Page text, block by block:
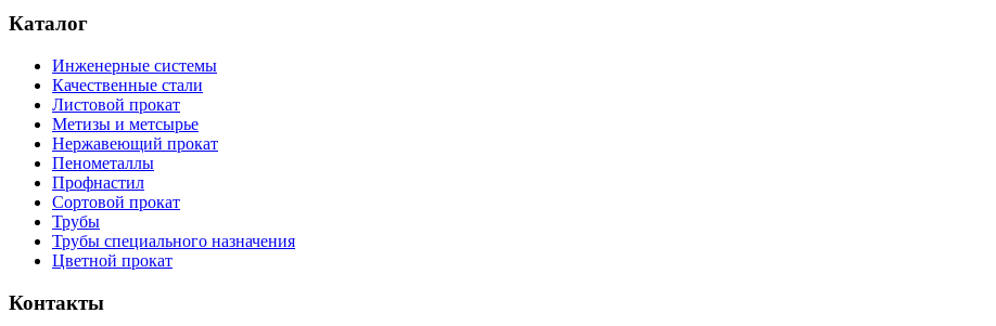
Каталог
Инженерные системы
Качественные стали
Листовой прокат
Метизы и метсырье
Нержавеющий прокат
Пенометаллы
Профнастил
Сортовой прокат
Трубы
Трубы специального назначения
Цветной прокат
Контакты